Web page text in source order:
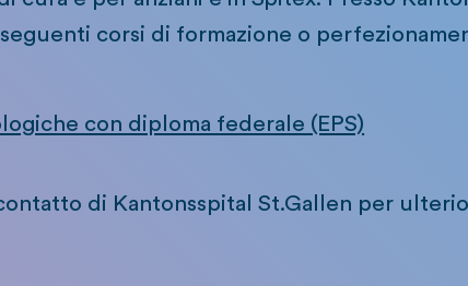
corsi di formazione o
con diploma federale (EPS)
di Kantonsspital St.Gallen per